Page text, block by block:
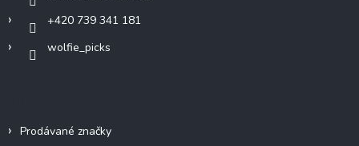
+420 739 341 181
wolfie_picks
Prodávané značky